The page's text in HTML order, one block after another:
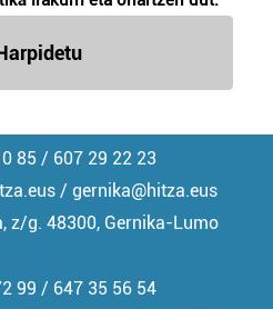
85 / 607 29 22 23
/ gernika@hitza.eus
z/g. 48300, Gernika-Lumo
99 / 647 35 56 54